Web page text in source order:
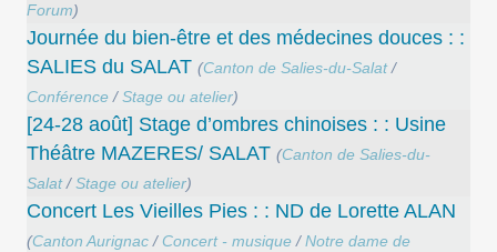
Forum)
Journée du bien-être et des médecines douces : :
SALIES du SALAT (Canton de Salies-du-Salat/
Conférence/Stage ou atelier)
[24-28 août] Stage d’ombres chinoises : : Usine
Théâtre MAZERES/ SALAT (Canton de Salies-du-
Salat/Stage ou atelier)
Concert Les Vieilles Pies : : ND de Lorette ALAN
(Canton Aurignac/ Concert - musique/Notre dame de